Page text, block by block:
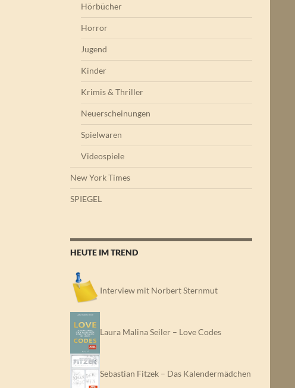
Hörbücher
Horror
Jugend
Kinder
Krimis & Thriller
Neuerscheinungen
Spielwaren
Videospiele
New York Times
SPIEGEL
HEUTE IM TREND
Interview mit Norbert Sternmut
Laura Malina Seiler – Love Codes
Sebastian Fitzek – Das Kalendermädchen